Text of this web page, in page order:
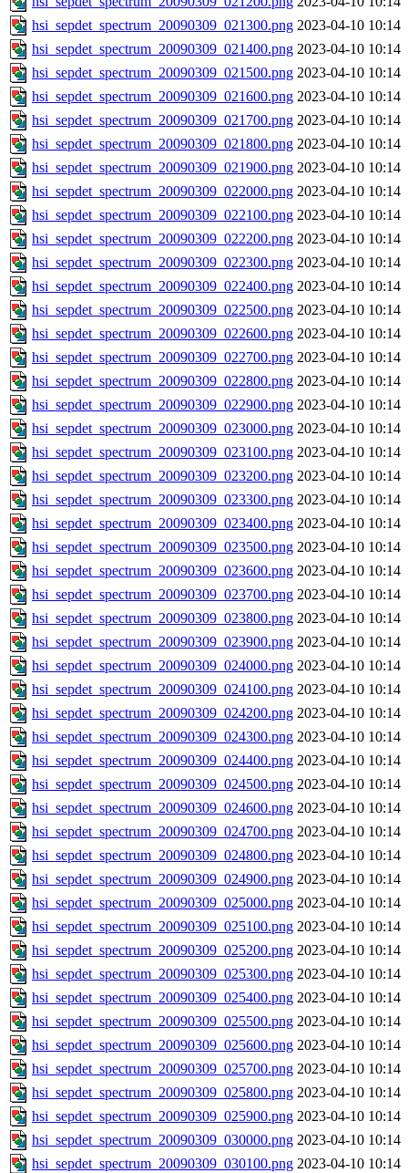
hsi_sepdet_spectrum_20090309_021300.png 2023-04-10 10:14
hsi_sepdet_spectrum_20090309_021400.png 2023-04-10 10:14
hsi_sepdet_spectrum_20090309_021500.png 2023-04-10 10:14
hsi_sepdet_spectrum_20090309_021600.png 2023-04-10 10:14
hsi_sepdet_spectrum_20090309_021700.png 2023-04-10 10:14
hsi_sepdet_spectrum_20090309_021800.png 2023-04-10 10:14
hsi_sepdet_spectrum_20090309_021900.png 2023-04-10 10:14
hsi_sepdet_spectrum_20090309_022000.png 2023-04-10 10:14
hsi_sepdet_spectrum_20090309_022100.png 2023-04-10 10:14
hsi_sepdet_spectrum_20090309_022200.png 2023-04-10 10:14
hsi_sepdet_spectrum_20090309_022300.png 2023-04-10 10:14
hsi_sepdet_spectrum_20090309_022400.png 2023-04-10 10:14
hsi_sepdet_spectrum_20090309_022500.png 2023-04-10 10:14
hsi_sepdet_spectrum_20090309_022600.png 2023-04-10 10:14
hsi_sepdet_spectrum_20090309_022700.png 2023-04-10 10:14
hsi_sepdet_spectrum_20090309_022800.png 2023-04-10 10:14
hsi_sepdet_spectrum_20090309_022900.png 2023-04-10 10:14
hsi_sepdet_spectrum_20090309_023000.png 2023-04-10 10:14
hsi_sepdet_spectrum_20090309_023100.png 2023-04-10 10:14
hsi_sepdet_spectrum_20090309_023200.png 2023-04-10 10:14
hsi_sepdet_spectrum_20090309_023300.png 2023-04-10 10:14
hsi_sepdet_spectrum_20090309_023400.png 2023-04-10 10:14
hsi_sepdet_spectrum_20090309_023500.png 2023-04-10 10:14
hsi_sepdet_spectrum_20090309_023600.png 2023-04-10 10:14
hsi_sepdet_spectrum_20090309_023700.png 2023-04-10 10:14
hsi_sepdet_spectrum_20090309_023800.png 2023-04-10 10:14
hsi_sepdet_spectrum_20090309_023900.png 2023-04-10 10:14
hsi_sepdet_spectrum_20090309_024000.png 2023-04-10 10:14
hsi_sepdet_spectrum_20090309_024100.png 2023-04-10 10:14
hsi_sepdet_spectrum_20090309_024200.png 2023-04-10 10:14
hsi_sepdet_spectrum_20090309_024300.png 2023-04-10 10:14
hsi_sepdet_spectrum_20090309_024400.png 2023-04-10 10:14
hsi_sepdet_spectrum_20090309_024500.png 2023-04-10 10:14
hsi_sepdet_spectrum_20090309_024600.png 2023-04-10 10:14
hsi_sepdet_spectrum_20090309_024700.png 2023-04-10 10:14
hsi_sepdet_spectrum_20090309_024800.png 2023-04-10 10:14
hsi_sepdet_spectrum_20090309_024900.png 2023-04-10 10:14
hsi_sepdet_spectrum_20090309_025000.png 2023-04-10 10:14
hsi_sepdet_spectrum_20090309_025100.png 2023-04-10 10:14
hsi_sepdet_spectrum_20090309_025200.png 2023-04-10 10:14
hsi_sepdet_spectrum_20090309_025300.png 2023-04-10 10:14
hsi_sepdet_spectrum_20090309_025400.png 2023-04-10 10:14
hsi_sepdet_spectrum_20090309_025500.png 2023-04-10 10:14
hsi_sepdet_spectrum_20090309_025600.png 2023-04-10 10:14
hsi_sepdet_spectrum_20090309_025700.png 2023-04-10 10:14
hsi_sepdet_spectrum_20090309_025800.png 2023-04-10 10:14
hsi_sepdet_spectrum_20090309_025900.png 2023-04-10 10:14
hsi_sepdet_spectrum_20090309_030000.png 2023-04-10 10:14
hsi_sepdet_spectrum_20090309_030100.png 2023-04-10 10:14